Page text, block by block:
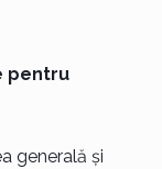
pentru
generală și